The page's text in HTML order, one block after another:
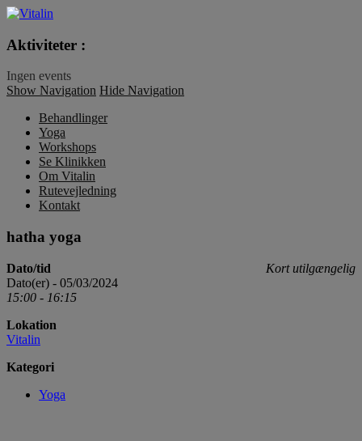
Aktiviteter :
Ingen events
Show Navigation Hide Navigation
Behandlinger
Yoga
Workshops
Se Klinikken
Om Vitalin
Rutevejledning
Kontakt
hatha yoga
Kort utilgængelig
Dato/tid
Dato(er) - 05/03/2024
15:00 - 16:15
Lokation
Vitalin
Kategori
Yoga